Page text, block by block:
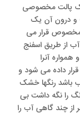
پالت مخصوصی
و درون آن یک
مخصوص قرار می
از طریق اسفنج
آنرا
داده می شود و
باشد رنگها خشک
را نگه داشت بی
چند گاهی آب را